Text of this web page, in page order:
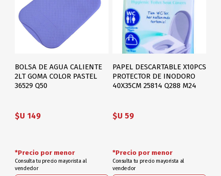
BOLSA DE AGUA CALIENTE
2LT GOMA COLOR PASTEL
36529 Q50
$U 149
*Precio por menor
Consulta tu precio mayorista al
vendedor
PAPEL DESCARTABLE X10PCS
PROTECTOR DE INODORO
40X35CM 25814 Q288 M24
$U 59
*Precio por menor
Consulta tu precio mayorista al
vendedor